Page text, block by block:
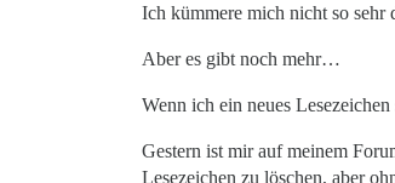
Ich kümmere mich nicht so sehr
Aber es gibt noch mehr…
Wenn ich ein neues
Gestern ist mir auf meinem
Lesezeichen zu löschen, aber